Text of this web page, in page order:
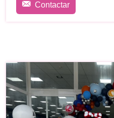
Contactar